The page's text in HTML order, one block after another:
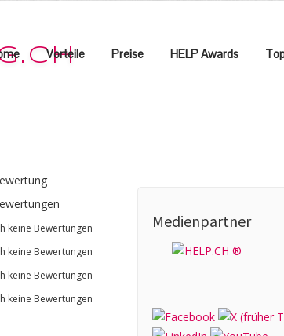
Vorteile Preise HELP Awards
keine Bewertungen
keine Bewertungen
keine Bewertungen
keine Bewertungen
Medienpartner